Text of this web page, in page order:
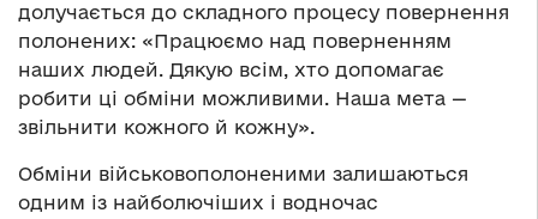
долучається до складного процесу повернення
полонених: «Працюємо над поверненням
наших людей. Дякую всім, хто допомагає
робити ці обміни можливими. Наша мета —
звільнити кожного й кожну».
Обміни військовополоненими залишаються
одним із найболючіших і водночас